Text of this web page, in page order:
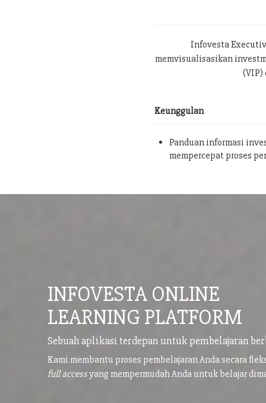
Infovesta
memvisualisasikan
(VIP)
Keunggulan
Panduan informasi
mempercepat proses
INFOVESTA ONLINE
LEARNING PLATFORM
Sebuah aplikasi terdepan untuk pembelajaran
Kami membantu proses pembelajaran Anda secara
full accessyang mempermudah Anda untuk belajar